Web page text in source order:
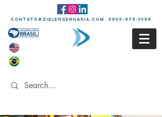
contato@zielengenharia.com 0800-878-3988